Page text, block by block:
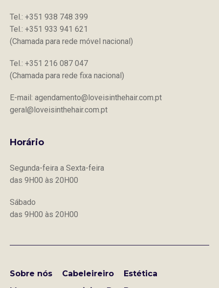
Tel.: +351 938 748 399
Tel.: +351 933 941 621
(Chamada para rede móvel nacional)
Tel.: +351 216 087 047
(Chamada para rede fixa nacional)
E-mail: agendamento@loveisinthehair.com.pt
geral@loveisinthehair.com.pt
Horário
Segunda-feira a Sexta-feira
das 9H00 às 20H00
Sábado
das 9H00 às 20H00
Sobre nós Cabeleireiro
Estética